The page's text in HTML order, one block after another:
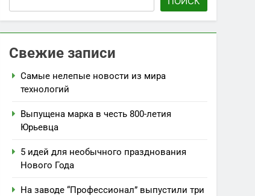
Свежие записи
Самые нелепые новости из мира
технологий
Выпущена марка в честь 800-летия
Юрьевца
5 идей для необычного празднования
Нового Года
На заводе “Профессионал” выпустили три